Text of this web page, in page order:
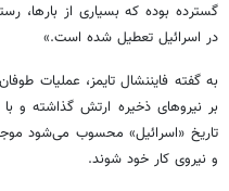
گسترده بوده که بسیاری از بارها،
در اسرائیل تعطیل شده است.»
به گفته فایننشال تایمز، عملیات
تاریخ «اسرائیل» محسوب می‌شود
و نیروی کار خود شوند.